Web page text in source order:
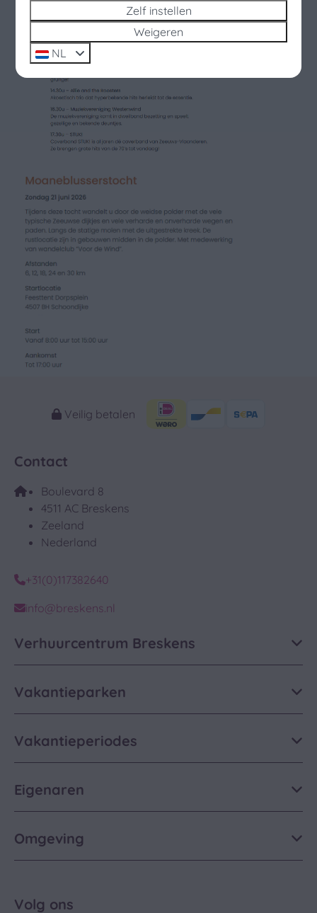
Veilig betalen
Contact
Boulevard 8
4511 AC Breskens
Zeeland
Nederland
+31(0)117382640
info@breskens.nl
Verhuurcentrum Breskens
Vakantieparken
Vakantieperiodes
Eigenaren
Omgeving
Volg ons
Zelf instellen
Weigeren
NL